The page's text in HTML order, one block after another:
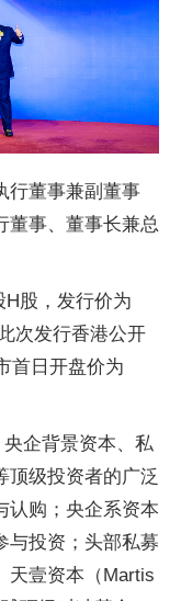
行董事兼副董事
董事、董事长兼总
H股，发行价为
次发行香港公开
首日开盘价为
企背景资本、私
顶级投资者的广泛
认购；央企系资本
与投资；头部私募
天壹资本（Martis